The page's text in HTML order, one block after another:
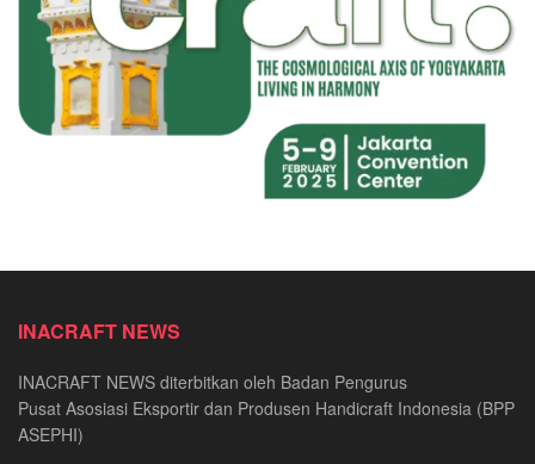
INACRAFT NEWS
INACRAFT NEWS diterbitkan oleh Badan Pengurus
Pusat Asosiasi Eksportir dan Produsen Handicraft Indonesia (BPP
ASEPHI)